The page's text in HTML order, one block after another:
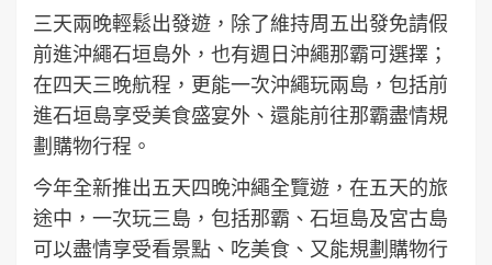
三天兩晚輕鬆出發遊，除了維持周五出發免請假
前進沖繩石垣島外，也有週日沖繩那霸可選擇；
在四天三晚航程，更能一次沖繩玩兩島，包括前
進石垣島享受美食盛宴外、還能前往那霸盡情規
劃購物行程。
今年全新推出五天四晚沖繩全覽遊，在五天的旅
途中，一次玩三島，包括那霸、石垣島及宮古島
可以盡情享受看景點、吃美食、又能規劃購物行